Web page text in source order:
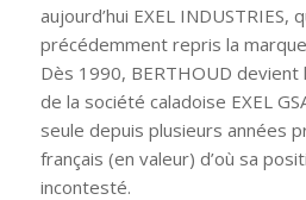
aujourd’hui EXEL INDUSTRIES,
précédemment repris la marque
Dès 1990, BERTHOUD devient
de la société caladoise EXEL
seule depuis plusieurs années
français (en valeur) d’où sa
incontesté.